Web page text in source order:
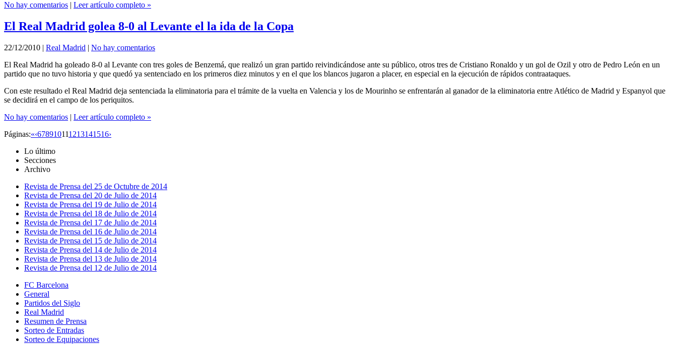
No hay comentarios | Leer artículo completo »
El Real Madrid golea 8-0 al Levante el la ida de la Copa
22/12/2010 | Real Madrid | No hay comentarios
El Real Madrid ha goleado 8-0 al Levante con tres goles de Benzemá, que realizó un gran partido reivindicándose ante su público, otros tres de Cristiano Ronaldo y un gol de Ozil y otro de Pedro León en un
partido que no tuvo historia y que quedó ya sentenciado en los primeros diez minutos y en el que los blancos jugaron a placer, en especial en la ejecución de rápidos contraataques.
Con este resultado el Real Madrid deja sentenciada la eliminatoria para el trámite de la vuelta en Valencia y los de Mourinho se enfrentarán al ganador de la eliminatoria entre Atlético de Madrid y Espanyol que
se decidirá en el campo de los periquitos.
No hay comentarios | Leer artículo completo »
Páginas:«‹678910111213141516›
Lo último
Secciones
Archivo
Revista de Prensa del 25 de Octubre de 2014
Revista de Prensa del 20 de Julio de 2014
Revista de Prensa del 19 de Julio de 2014
Revista de Prensa del 18 de Julio de 2014
Revista de Prensa del 17 de Julio de 2014
Revista de Prensa del 16 de Julio de 2014
Revista de Prensa del 15 de Julio de 2014
Revista de Prensa del 14 de Julio de 2014
Revista de Prensa del 13 de Julio de 2014
Revista de Prensa del 12 de Julio de 2014
FC Barcelona
General
Partidos del Siglo
Real Madrid
Resumen de Prensa
Sorteo de Entradas
Sorteo de Equipaciones